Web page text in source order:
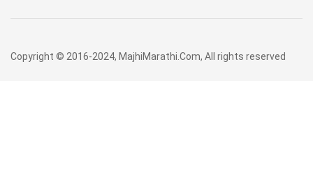
Copyright © 2016-2024, MajhiMarathi.Com, All rights reserved